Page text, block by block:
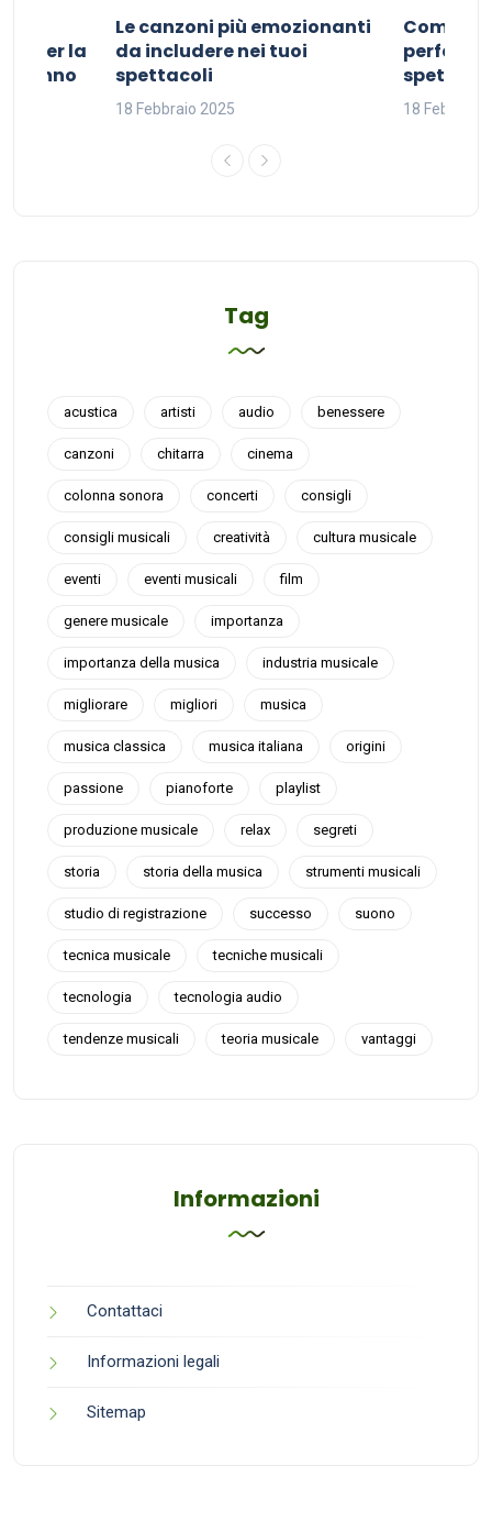
per la
sonno
Le canzoni più emozionanti
da includere nei tuoi
spettacoli
18 Febbraio 2025
Come
perfetta
18 Febbraio
Tag
acustica artisti audio benessere
canzoni chitarra cinema
colonna sonora concerti consigli
consigli musicali creatività cultura musicale
eventi eventi musicali film
genere musicale importanza
importanza della musica industria musicale
migliorare migliori musica
musica classica musica italiana origini
passione pianoforte playlist
produzione musicale relax segreti
storia storia della musica strumenti musicali
studio di registrazione successo suono
tecnica musicale tecniche musicali
tecnologia tecnologia audio
tendenze musicali teoria musicale vantaggi
Informazioni
Contattaci
Informazioni legali
Sitemap